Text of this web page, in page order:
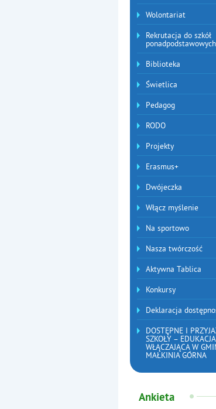
Wolontariat
Rekrutacja do szkół
ponadpodstawowych
Biblioteka
Świetlica
Pedagog
RODO
Projekty
Erasmus+
Dwójeczka
Włącz myślenie
Na sportowo
Nasza twórczość
Aktywna Tablica
Konkursy
Deklaracja
DOSTĘPNE I
SZKOŁY – EDUKACJA
WŁĄCZAJĄCA W
MAŁKINIA GÓRNA
Ankieta